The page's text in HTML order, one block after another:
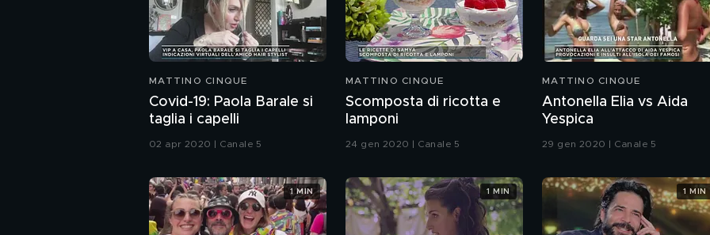
MATTINO CINQUE
Covid-19: Paola Barale si
taglia i capelli
02 apr 2020 | Canale 5
MATTINO CINQUE
Scomposta di ricotta e
lamponi
24 gen 2020 | Canale 5
MATTINO CINQUE
Antonella Elia vs Aida
Yespica
29 gen 2020 | Canale 5
1 MIN 1 MIN 1 MIN